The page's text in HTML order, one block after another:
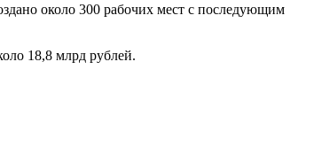
около 300 рабочих мест с последующим
18,8 млрд рублей.